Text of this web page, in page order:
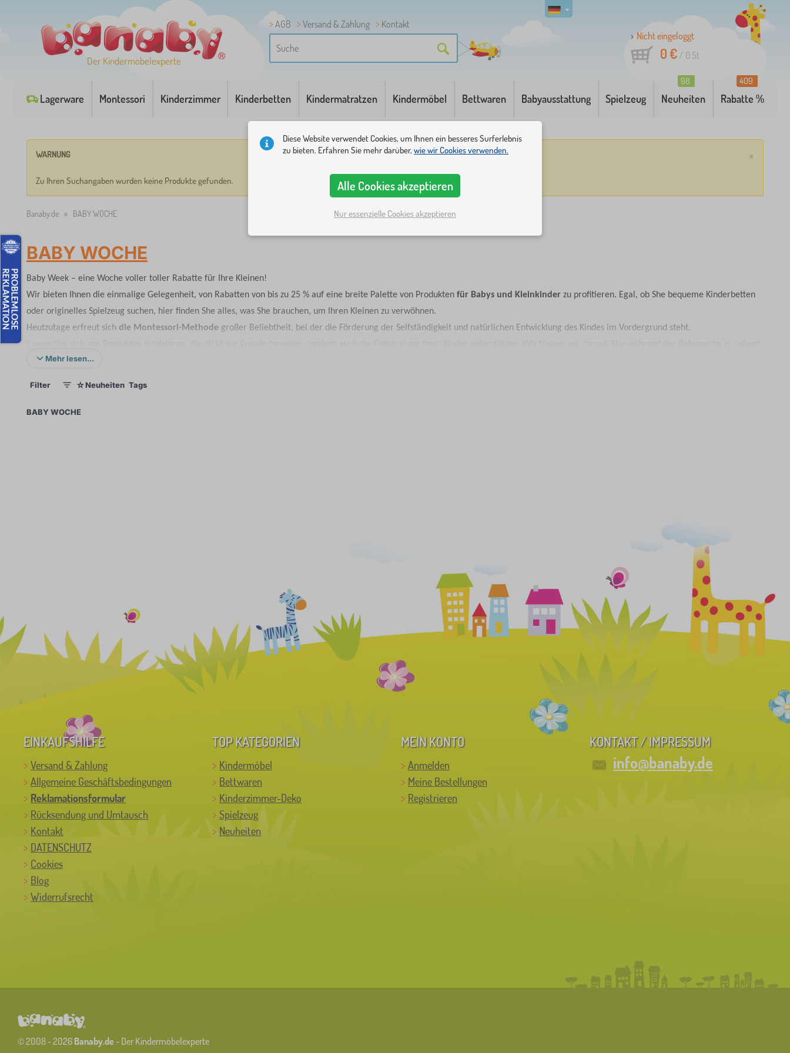
Der Kindermöbelexperte
AGB Versand & Zahlung
Kontakt
Nicht eingeloggt
0 €/ 0 St
Lagerware Montessori Kinderzimmer Kinderbetten Kindermatratzen Kindermöbel Bettwaren Babyausstattung Spielzeug Neuheiten
98
Rabatte %
409
×
WARNUNG
Zu Ihren Suchangaben wurden keine Produkte gefunden.
Banaby.de » BABY WOCHE
BABY WOCHE
Baby Week – eine Woche voller toller Rabatte für Ihre Kleinen!
Wir bieten Ihnen die einmalige Gelegenheit, von Rabatten von bis zu 25 % auf eine breite Palette von Produkten für Babys und Kleinkinder zu profitieren. Egal, ob She bequeme Kinderbetten
oder originelles Spielzeug suchen, hier finden She alles, was She brauchen, um Ihren Kleinen zu verwöhnen.
Heutzutage erfreut sich die Montessori-Methode großer Beliebtheit, bei der die Förderung der Selfständigkeit und natürlichen Entwicklung des Kindes im Vordergrund steht.
Mehr lesen...
Filter ☆Neuheiten Tags
BABY WOCHE
EINKAUFSHILFE
Versand & Zahlung
Allgemeine Geschäftsbedingungen
Reklamationsformular
Rücksendung und Umtausch
Kontakt
DATENSCHUTZ
Cookies
Blog
Widerrufsrecht
TOP KATEGORIEN
Kindermöbel
Bettwaren
Kinderzimmer-Deko
Spielzeug
Neuheiten
MEIN KONTO
Anmelden
Meine Bestellungen
Registrieren
KONTAKT / IMPRESSUM
info@banaby.de
© 2008 - 2026 Banaby.de- Der Kindermöbelexperte
Diese Website verwendet Cookies, um Ihnen ein besseres Surferlebnis
zu bieten. Erfahren Sie mehr darüber, wie wir Cookies verwenden.
Alle Cookies akzeptieren
Nur essenzielle Cookies akzeptieren